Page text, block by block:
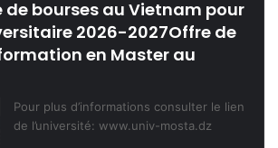
bourses au Vietnam pour
2026-2027Offre de
en Master au
Pour plus d’informations consulter le lien
de l’université: www.univ-mosta.dz